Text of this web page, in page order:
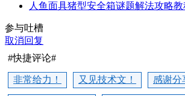
人鱼面具猪型安全箱谜题解法攻略
参与吐槽
取消回复
#快捷评论#
非常给力！ 又见技术文！ 感谢分